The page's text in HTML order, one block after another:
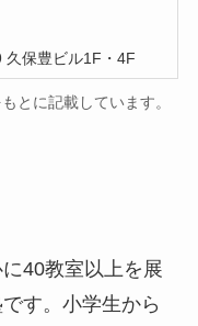
久保豊ビル1F・4F
とに記載しています。
40教室以上を展
す。小学生から